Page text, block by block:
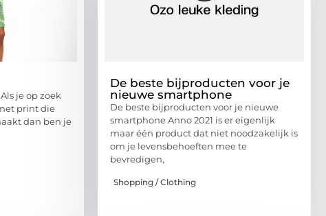
je op zoek
print die
dan ben je
De beste bijproducten voor je
nieuwe smartphone
De beste bijproducten voor je nieuwe
smartphone Anno 2021 is er eigenlijk
maar één product dat niet noodzakelijk is
om je levensbehoeften mee te
bevredigen,
Shopping / Clothing